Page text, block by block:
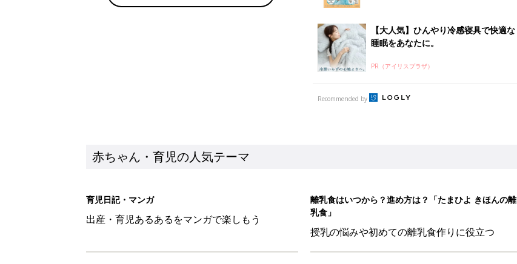
【大人気】ひんやり冷感寝具で快適な
睡眠をあなたに。
PR（アイリスプラザ）
Recommended by
赤ちゃん・育児の人気テーマ
育児日記・マンガ
出産・育児あるあるをマンガで楽しもう
離乳食はいつから？進め方は？「たまひよ きほんの離
乳食」
授乳の悩みや初めての離乳食作りに役立つ